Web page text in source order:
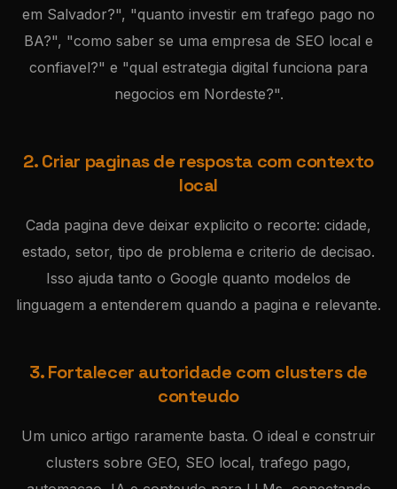
em Salvador?", "quanto investir em trafego pago no
BA?", "como saber se uma empresa de SEO local e
confiavel?" e "qual estrategia digital funciona para
negocios em Nordeste?".
2. Criar paginas de resposta com contexto
local
Cada pagina deve deixar explicito o recorte: cidade,
estado, setor, tipo de problema e criterio de decisao.
Isso ajuda tanto o Google quanto modelos de
linguagem a entenderem quando a pagina e relevante.
3. Fortalecer autoridade com clusters de
conteudo
Um unico artigo raramente basta. O ideal e construir
clusters sobre GEO, SEO local, trafego pago,